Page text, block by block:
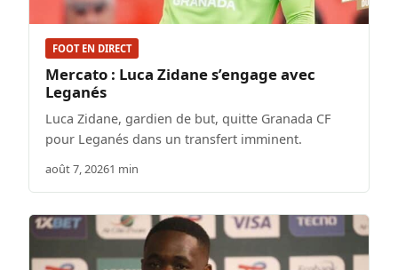
FOOT EN DIRECT
Mercato : Luca Zidane s’engage avec
Leganés
Luca Zidane, gardien de but, quitte Granada CF
pour Leganés dans un transfert imminent.
août 7, 20261 min